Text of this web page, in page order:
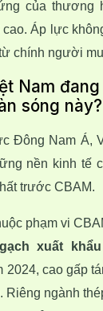
của thương
cao. Áp lực
chính người
Nam
sóng này?
Đông Nam Á,
nền kinh tế
trước CBAM.
xuất khẩu
2024, cao gấp
Riêng ngành